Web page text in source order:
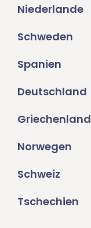
Niederlande
Schweden
Spanien
Deutschland
Griechenland
Norwegen
Schweiz
Tschechien